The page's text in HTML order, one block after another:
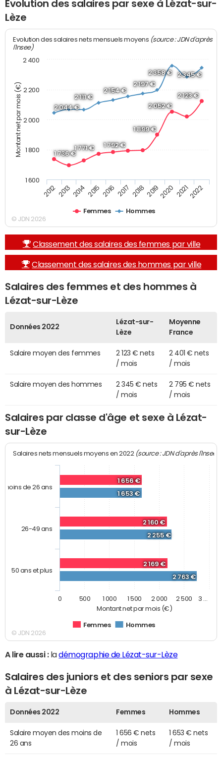
Evolution des salaires par sexe à Lézat-sur-
Lèze
Montant net par mois (€)
Evolution des salaires nets mensuels moyens (source : JDN d'après
l'Insee)
1 736 €
1 771 € 1 792 €
1 899 €
2 052 €
2 123 €
2 044 €
2 111 €
2 154 €
2 197 €
2 358 € 2 345 €
Femmes Hommes
2012 2013 2014 2015 2016 2017 2018 20192020 20212022
1 600
1 800
2 000
2 200
2 400
© JDN 2026
Classement des salaires des femmes par ville
Classement des salaires des hommes par ville
Salaires des femmes et des hommes à
Lézat-sur-Lèze
Données 2022
Lézat-sur-
Lèze
Moyenne
France
Salaire moyen des femmes
2 123 € nets
/ mois
2 401 € nets
/ mois
Salaire moyen des hommes
2 345 € nets
/ mois
2 795 € nets
/ mois
Salaires par classe d'âge et sexe à Lézat-
sur-Lèze
Montant net par mois (€)
Salaires nets mensuels moyens en 2022 (source : JDN d'après l'Insee)
1 656 €
2 160 €
2 169 €
1 653 €
2 255 €
2 763 €
Femmes Hommes
moins de 26 ans
26-49 ans
50 ans et plus
0 500 1 000 1 500 2 000 2 500 3 …
© JDN 2026
A lire aussi :ladémographie de Lézat-sur-Lèze
Salaires des juniors et des seniors par sexe
à Lézat-sur-Lèze
Données 2022 Femmes Hommes
Salaire moyen des moins de
26 ans
1 656 € nets
/ mois
1 653 € nets
/ mois